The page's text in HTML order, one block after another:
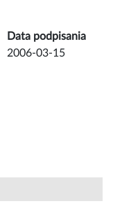
Data podpisania
2006-03-15